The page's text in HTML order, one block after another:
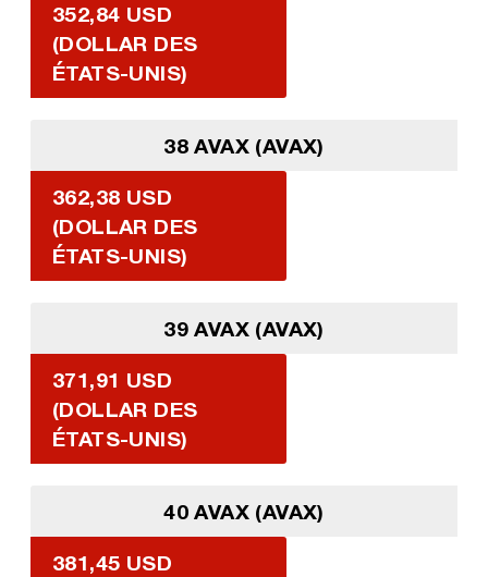
352,84 USD
(DOLLAR DES
ÉTATS-UNIS)
38 AVAX (AVAX)
362,38 USD
(DOLLAR DES
ÉTATS-UNIS)
39 AVAX (AVAX)
371,91 USD
(DOLLAR DES
ÉTATS-UNIS)
40 AVAX (AVAX)
381,45 USD